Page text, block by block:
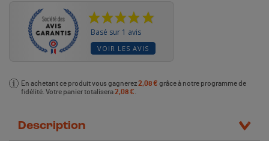
Basé sur 1 avis
VOIR LES AVIS
En achetant ce produit vous gagnerez2,08 € grâce à notre programme de
fidélité. Votre panier totalisera2,08 €.
Description